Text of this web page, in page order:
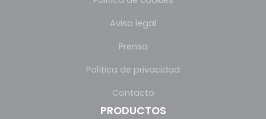
Aviso legal
Prensa
Política de privacidad
Contacto
PRODUCTOS